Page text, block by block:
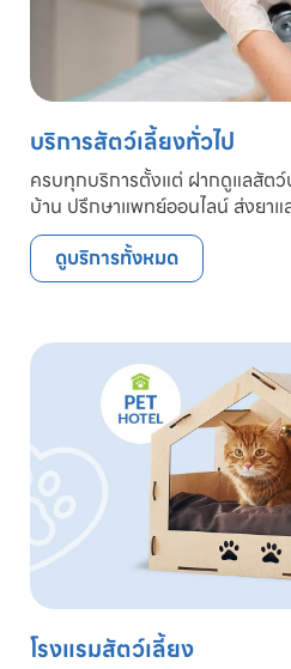
บริการสัตว์เลี้ยงทั่วไป
ครบทุกบริการตั้งแต่ ฝากดูแลสัต
บ้าน ปรึกษาแพทย์ออนไลน์ ส่งยาแ
ดูบริการทั้งหมด
โรงแรมสัตว์เลี้ยง